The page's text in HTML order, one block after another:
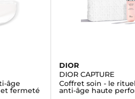
âge
fermeté
DIOR
DIOR CAPTURE
Coffret soin - le
anti-âge haute